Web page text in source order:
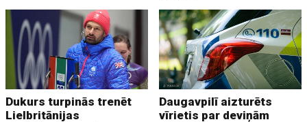
Dukurs turpinās trenēt
Lielbritānijas
Daugavpilī aizturēts
vīrietis par deviņām